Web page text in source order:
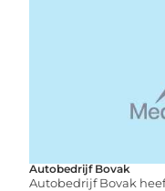
Autobedrijf Bovak
Autobedrijf Bovak